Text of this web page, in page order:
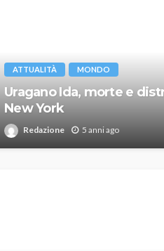
ATTUALITÀ MONDO
Uragano Ida, morte e
New York
Redazione 5 anni ago